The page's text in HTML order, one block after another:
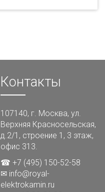
Контакты
107140, г. Москва, ул.
Верхняя Красносельская,
д.2/1, строение 1, 3 этаж,
офис 313.
☎ +7 (495) 150-52-58
✉ info@royal-
elektrokamin.ru